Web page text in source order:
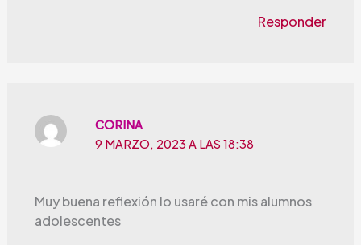
Responder
CORINA
9 MARZO, 2023 A LAS 18:38
Muy buena reflexión lo usaré con mis alumnos
adolescentes